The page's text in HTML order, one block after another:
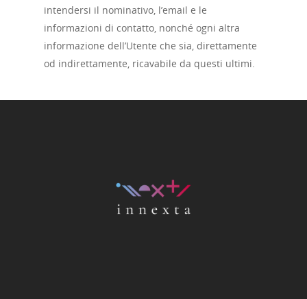
intendersi il nominativo, l’email e le
informazioni di contatto, nonché ogni altra
informazione dell’Utente che sia, direttamente
od indirettamente, ricavabile da questi ultimi.